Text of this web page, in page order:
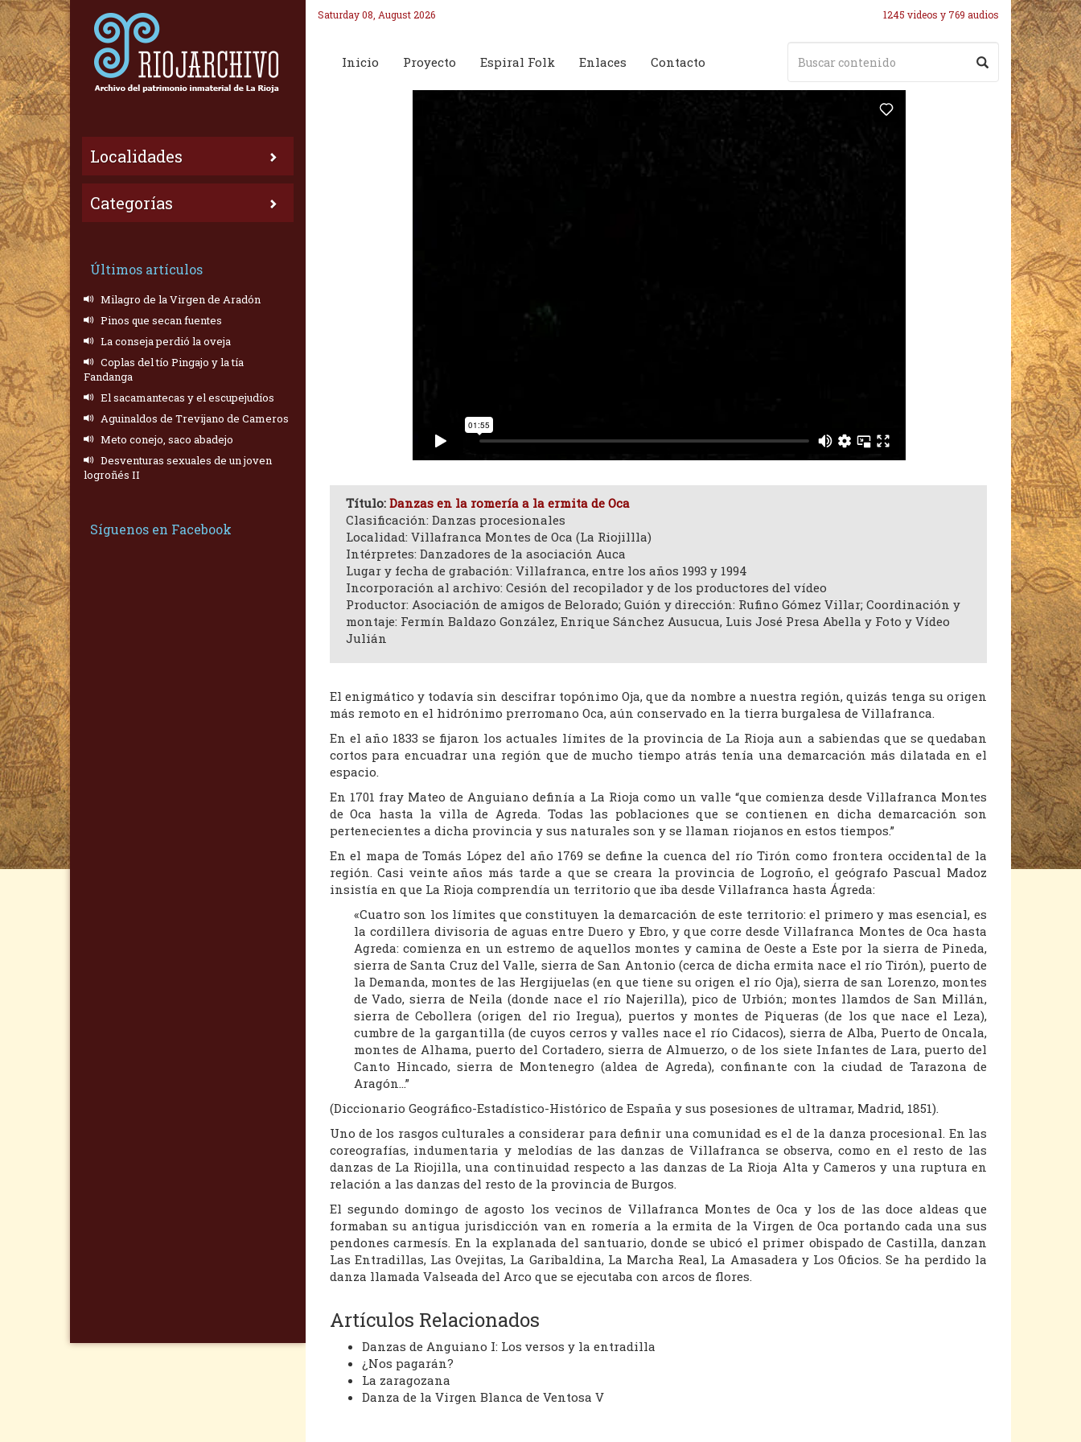
Localidades
Categorías
Últimos artículos
Milagro de la Virgen de Aradón
Pinos que secan fuentes
La conseja perdió la oveja
Coplas del tío Pingajo y la tía
Fandanga
El sacamantecas y el escupejudíos
Aguinaldos de Trevijano de Cameros
Meto conejo, saco abadejo
Desventuras sexuales de un joven
logroñés II
Síguenos en Facebook
Saturday 08, August 2026 1245 videos y 769 audios
Inicio Proyecto Espiral Folk Enlaces Contacto
Título: Danzas en la romería a la ermita de Oca
Clasificación: Danzas procesionales
Localidad: Villafranca Montes de Oca (La Riojillla)
Intérpretes: Danzadores de la asociación Auca
Lugar y fecha de grabación: Villafranca, entre los años 1993 y 1994
Incorporación al archivo: Cesión del recopilador y de los productores del vídeo
Productor: Asociación de amigos de Belorado; Guión y dirección: Rufino Gómez Villar; Coordinación y
montaje: Fermín Baldazo González, Enrique Sánchez Ausucua, Luis José Presa Abella y Foto y Vídeo
Julián
El enigmático y todavía sin descifrar topónimo Oja, que da nombre a nuestra región, quizás tenga su origen
más remoto en el hidrónimo prerromano Oca, aún conservado en la tierra burgalesa de Villafranca.
En el año 1833 se fijaron los actuales límites de la provincia de La Rioja aun a sabiendas que se quedaban
cortos para encuadrar una región que de mucho tiempo atrás tenía una demarcación más dilatada en el
espacio.
En 1701 fray Mateo de Anguiano definía a La Rioja como un valle “que comienza desde Villafranca Montes
de Oca hasta la villa de Agreda. Todas las poblaciones que se contienen en dicha demarcación son
pertenecientes a dicha provincia y sus naturales son y se llaman riojanos en estos tiempos.”
En el mapa de Tomás López del año 1769 se define la cuenca del río Tirón como frontera occidental de la
región. Casi veinte años más tarde a que se creara la provincia de Logroño, el geógrafo Pascual Madoz
insistía en que La Rioja comprendía un territorio que iba desde Villafranca hasta Ágreda:
«Cuatro son los límites que constituyen la demarcación de este territorio: el primero y mas esencial, es
la cordillera divisoria de aguas entre Duero y Ebro, y que corre desde Villafranca Montes de Oca hasta
Agreda: comienza en un estremo de aquellos montes y camina de Oeste a Este por la sierra de Pineda,
sierra de Santa Cruz del Valle, sierra de San Antonio (cerca de dicha ermita nace el río Tirón), puerto de
la Demanda, montes de las Hergijuelas (en que tiene su origen el río Oja), sierra de san Lorenzo, montes
de Vado, sierra de Neila (donde nace el río Najerilla), pico de Urbión; montes llamdos de San Millán,
sierra de Cebollera (origen del rio Iregua), puertos y montes de Piqueras (de los que nace el Leza),
cumbre de la gargantilla (de cuyos cerros y valles nace el río Cidacos), sierra de Alba, Puerto de Oncala,
montes de Alhama, puerto del Cortadero, sierra de Almuerzo, o de los siete Infantes de Lara, puerto del
Canto Hincado, sierra de Montenegro (aldea de Agreda), confinante con la ciudad de Tarazona de
Aragón…”
(Diccionario Geográfico-Estadístico-Histórico de España y sus posesiones de ultramar, Madrid, 1851).
Uno de los rasgos culturales a considerar para definir una comunidad es el de la danza procesional. En las
coreografías, indumentaria y melodías de las danzas de Villafranca se observa, como en el resto de las
danzas de La Riojilla, una continuidad respecto a las danzas de La Rioja Alta y Cameros y una ruptura en
relación a las danzas del resto de la provincia de Burgos.
El segundo domingo de agosto los vecinos de Villafranca Montes de Oca y los de las doce aldeas que
formaban su antigua jurisdicción van en romería a la ermita de la Virgen de Oca portando cada una sus
pendones carmesís. En la explanada del santuario, donde se ubicó el primer obispado de Castilla, danzan
Las Entradillas, Las Ovejitas, La Garibaldina, La Marcha Real, La Amasadera y Los Oficios. Se ha perdido la
danza llamada Valseada del Arco que se ejecutaba con arcos de flores.
Artículos Relacionados
Danzas de Anguiano I: Los versos y la entradilla
¿Nos pagarán?
La zaragozana
Danza de la Virgen Blanca de Ventosa V